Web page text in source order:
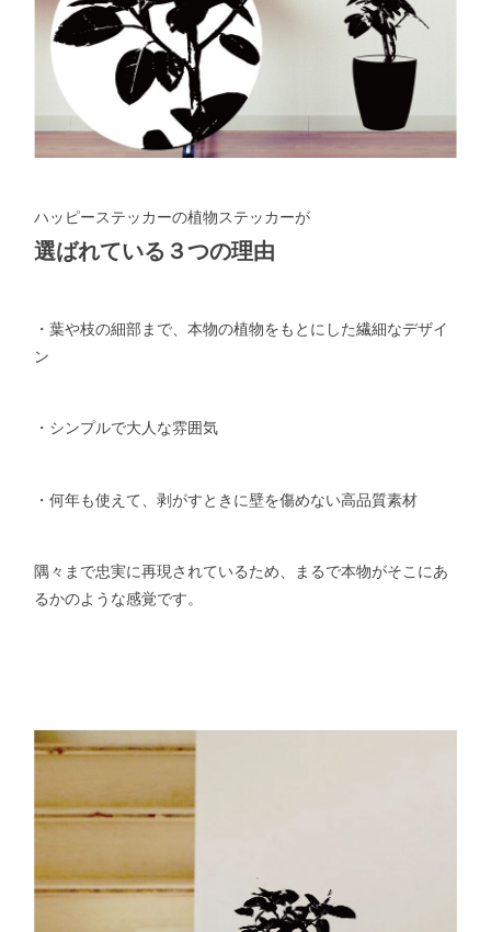
ハッピーステッカーの植物ステッカーが
選ばれている３つの理由
・葉や枝の細部まで、本物の植物をもとにした繊細なデザイ
ン
・シンプルで大人な雰囲気
・何年も使えて、剥がすときに壁を傷めない高品質素材
隅々まで忠実に再現されているため、まるで本物がそこにあ
るかのような感覚です。